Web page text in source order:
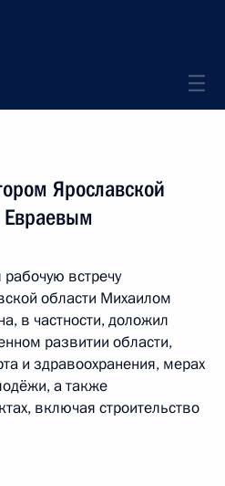
Ярославской
встречу
области Михаилом
в частности, доложил
развитии области,
и здравоохранения, мерах
а также
включая строительство